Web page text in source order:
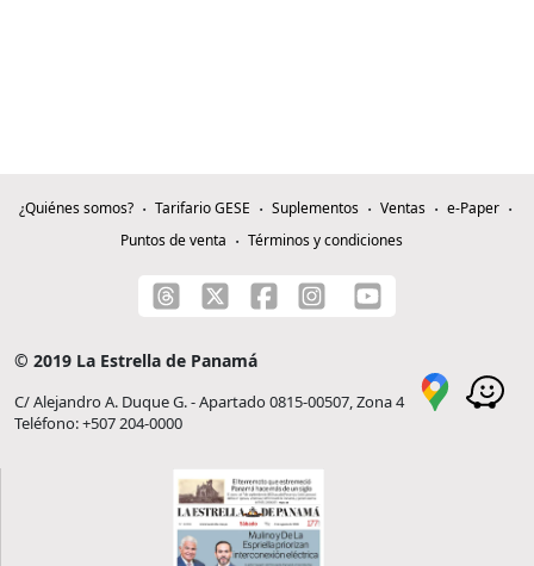
¿Quiénes somos? Tarifario GESE Suplementos Ventas
e-Paper
Puntos de venta
Términos y condiciones
© 2019 La Estrella de Panamá
C/ Alejandro A. Duque G. - Apartado 0815-00507, Zona 4
Teléfono: +507 204-0000